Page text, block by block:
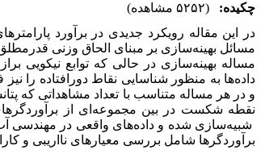
چکیده:
(۵۲۵۲ مشاهده)
در این مقاله رویکرد جدیدی در برآورد
مسائل بهینه‌سازی بر مبنای الحاق وزنی
مساله بهینه‌سازی در حالی که توابع نیکویی
داده‌ها به منظور شناسایی نقاط دورافتاده را
و در هر مساله متناسب با تعداد مشاهداتی که
نقطه شکست در بین مجموعه‌ای از
شبیه‌سازی شده و داده‌های واقعی در مهندسی
برآوردگرها شامل بررسی معیارهای نااریبی و